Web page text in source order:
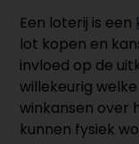
Een loterij is een
lot kopen en
invloed op de
willekeurig
winkansen over
kunnen fysiek